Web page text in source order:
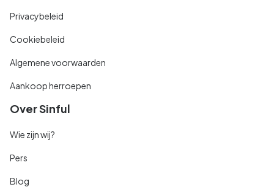
Privacybeleid
Cookiebeleid
Algemene voorwaarden
Aankoop herroepen
Over Sinful
Wie zijn wij?
Pers
Blog